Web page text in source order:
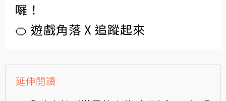
囉！
🍊 遊戲角落 X 追蹤起來
延伸閱讀